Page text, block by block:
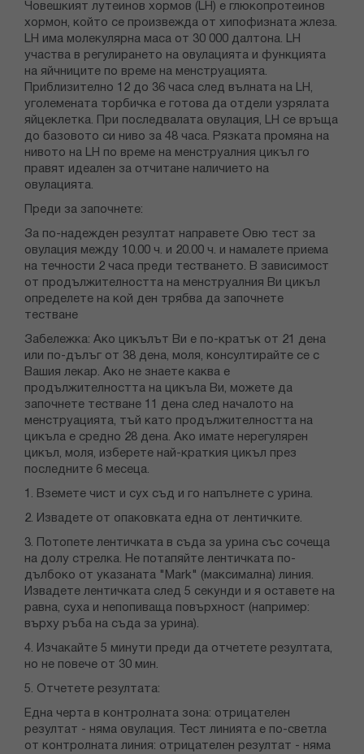
Човешкият лутеинов хормов (LH) е глюкопротеинов
хормон, който се произвежда от хипофизната жлеза.
LH има молекулярна маса от 30 000 далтона. LH
участва в регулирането на овулацията и функцията
на яйчниците по време на менструацията.
Приблизително 12 до 36 часа след вълната на LH,
уголемената торбичка е готова да отдели узрялата
яйцеклетка. При последвалата овулация, LH се връща
до базовото си ниво за 48 часа. Рязката промяна на
нивото на LH по време на менструалния цикъл го
правят идеален за отчитане наличието на
овулацията.
Преди за започнете:
За по-надежден резултат направете Овю тест за
овулация между 10.00 ч. и 20.00 ч. и намалете приема
на течности 2 часа преди тестването. В зависимост
от продължителността на менструалния Ви цикъл
определете на кой ден трябва да започнете
тестване
Забележка: Ако цикълът Ви е по-кратък от 21 дена
или по-дълъг от 38 дена, моля, консултирайте се с
Вашия лекар. Ако не знаете каква е
продължителността на цикъла Ви, можете да
започнете тестване 11 дена след началото на
менструацията, тъй като продължителността на
цикъла е средно 28 дена. Ако имате нерегулярен
цикъл, моля, изберете най-краткия цикъл през
последните 6 месеца.
1. Вземете чист и сух съд и го напълнете с урина.
2. Извадете от опаковката една от лентичките.
3. Потопете лентичката в съда за урина със сочеща
на долу стрелка. Не потапяйте лентичката по-
дълбоко от указаната "Mark" (максимална) линия.
Извадете лентичката след 5 секунди и я оставете на
равна, суха и непопиваща повърхност (например:
върху ръба на съда за урина).
4. Изчакайте 5 минути преди да отчетете резултата,
но не повече от 30 мин.
5. Отчетете резултата:
Една черта в контролната зона: отрицателен
резултат - няма овулация. Тест линията е по-светла
от контролната линия: отрицателен резултат - няма